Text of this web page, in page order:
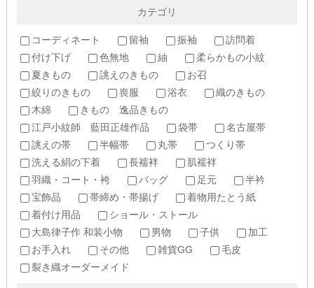
カテゴリ
コーディネート 留袖 振袖
訪問着
付け下げ
色無地 紬
柔らかもの小紋
夏きもの
誂えのきもの
お召
絞りのきもの
喪服 浴衣
織のきもの
木綿
きもの 逸品きもの
江戸小紋師 藍田正雄作品
袋帯
名古屋帯
誂えの帯
半幅帯 丸帯
つくり帯
洗える絹の下着
長襦袢
肌襦袢
羽織・コート・袴
バッグ 足元
半衿
宝飾品
帯締め・帯揚げ
着物用たとう紙
着付け用品
ショール・ストール
大島律子作 和装小物
男物 子供
加工
お手入れ
その他 雑貨GG
毛皮
裂き織オーダーメイド